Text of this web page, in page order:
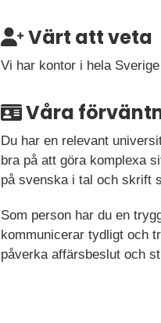
Värt att veta
Vi har kontor i hela
Våra
Du har en relevant
bra på att göra komplexa
på svenska i tal och skrift
Som person har du en
kommunicerar tydligt och
påverka affärsbeslut och